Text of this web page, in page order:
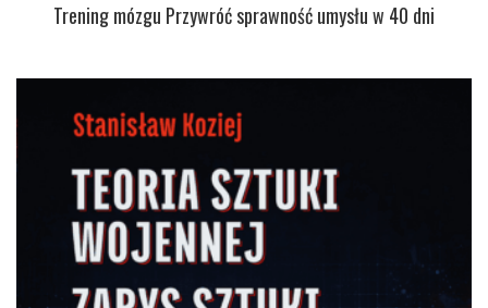
Trening mózgu Przywróć sprawność umysłu w 40 dni